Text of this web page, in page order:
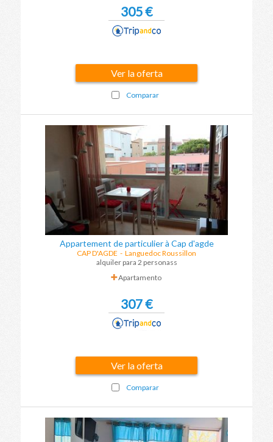
305 €
Ver la oferta
Comparar
Appartement de particulier à Cap d'agde
CAP D'AGDE - Languedoc Roussillon
alquiler para 2 personass
Apartamento
307 €
Ver la oferta
Comparar